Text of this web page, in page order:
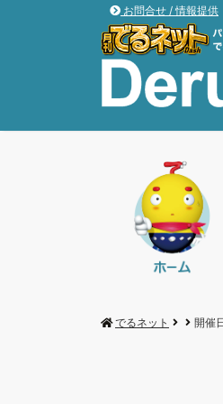
お問合せ / 情報提供
でるネット 開催